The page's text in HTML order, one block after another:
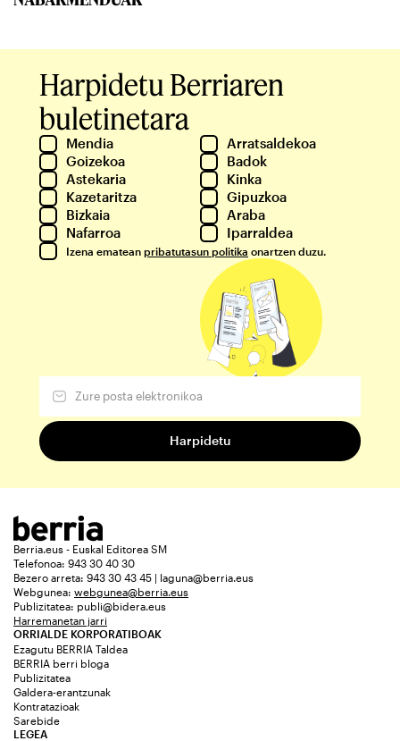
Harpidetu Berriaren
buletinetara
Mendia
Arratsaldekoa
Goizekoa
Badok
Astekaria
Kinka
Kazetaritza
Gipuzkoa
Bizkaia
Araba
Nafarroa
Iparraldea
Izena ematean pribatutasun politika onartzen duzu.
Berria.eus - Euskal Editorea SM
Telefonoa: 943 30 40 30
Bezero arreta: 943 30 43 45 | laguna@berria.eus
Webgunea: webgunea@berria.eus
Publizitatea: publi@bidera.eus
Harremanetan jarri
ORRIALDE KORPORATIBOAK
Ezagutu BERRIA Taldea
BERRIA berri bloga
Publizitatea
Galdera-erantzunak
Kontratazioak
Sarebide
LEGEA